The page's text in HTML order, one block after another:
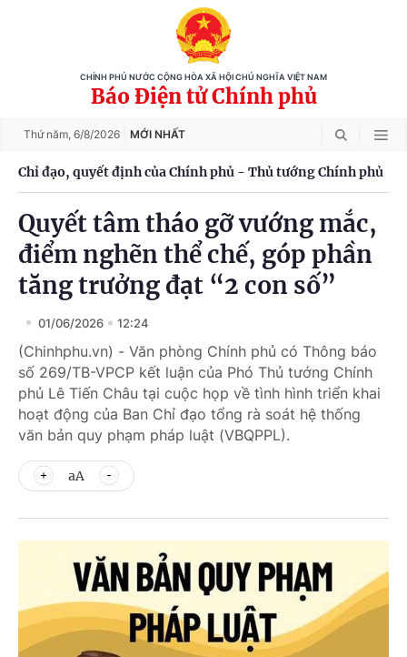
CHÍNH PHỦ NƯỚC CỘNG HÒA XÃ HỘI CHỦ NGHĨA VIỆT NAM
Báo Điện tử Chính phủ
Thứ năm, 6/8/2026 MỚI NHẤT
Chỉ đạo, quyết định của Chính phủ - Thủ tướng Chính phủ
Quyết tâm tháo gỡ vướng mắc,
điểm nghẽn thể chế, góp phần
tăng trưởng đạt “2 con số”
01/06/2026 12:24
(Chinhphu.vn) - Văn phòng Chính phủ có Thông báo
số 269/TB-VPCP kết luận của Phó Thủ tướng Chính
phủ Lê Tiến Châu tại cuộc họp về tình hình triển khai
hoạt động của Ban Chỉ đạo tổng rà soát hệ thống
văn bản quy phạm pháp luật (VBQPPL).
aA